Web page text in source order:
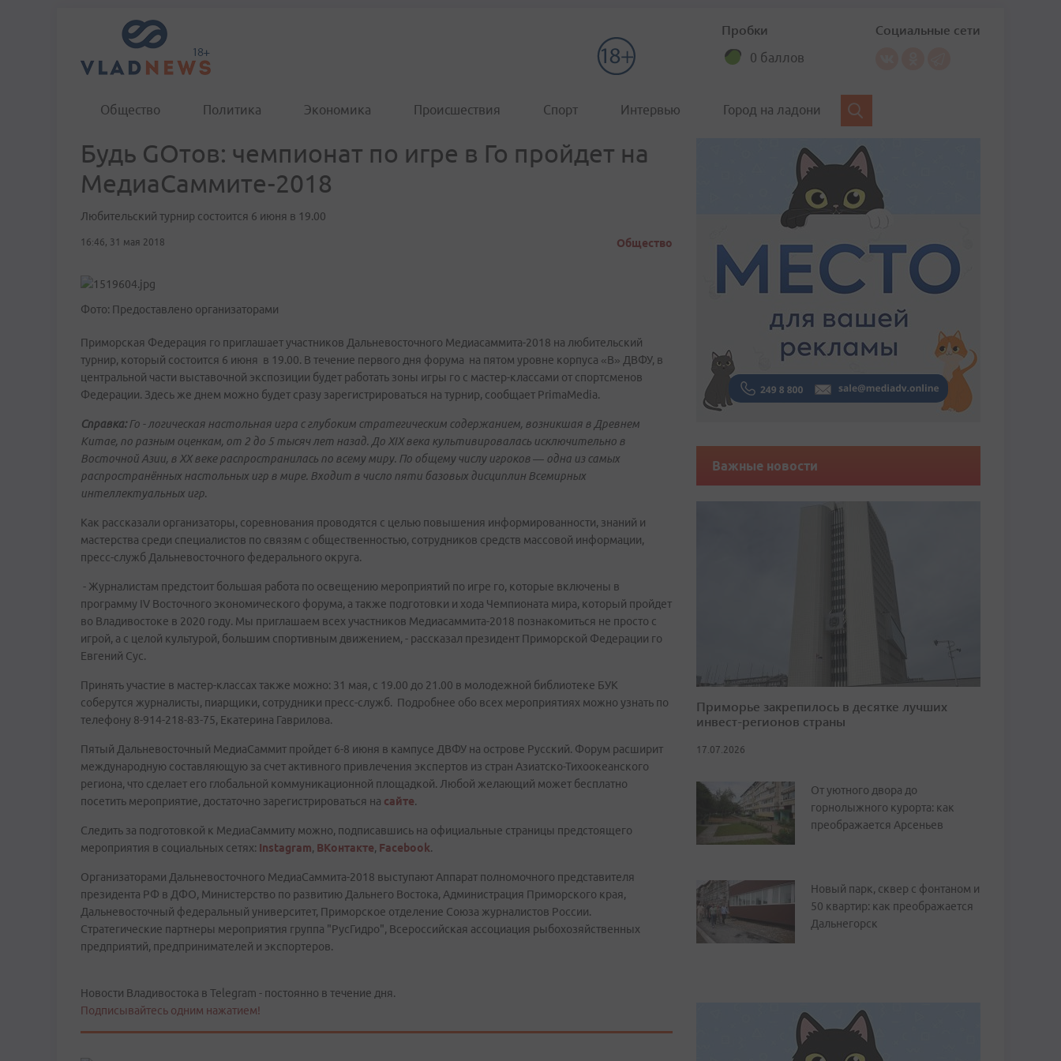
Пробки
0 баллов
Социальные сети
Общество Политика Экономика Происшествия Спорт Интервью Город на ладони
Будь GOтов: чемпионат по игре в Го пройдет на
МедиаСаммите-2018
Любительский турнир состоится 6 июня в 19.00
16:46, 31 мая 2018 Общество
Фото: Предоставлено организаторами
Приморская Федерация го приглашает участников Дальневосточного Медиасаммита-2018 на любительский
турнир, который состоится 6 июня в 19.00. В течение первого дня форума на пятом уровне корпуса «B» ДВФУ, в
центральной части выставочной экспозиции будет работать зоны игры го с мастер-классами от спортсменов
Федерации. Здесь же днем можно будет сразу зарегистрироваться на турнир, сообщает PrimaMedia.
Справка:Го - логическая настольная игра с глубоким стратегическим содержанием, возникшая в Древнем
Китае, по разным оценкам, от 2 до 5 тысяч лет назад. До XIX века культивировалась исключительно в
Восточной Азии, в XX веке распространилась по всему миру. По общему числу игроков — одна из самых
распространённых настольных игр в мире. Входит в число пяти базовых дисциплин Всемирных
интеллектуальных игр.
Как рассказали организаторы, соревнования проводятся с целью повышения информированности, знаний и
мастерства среди специалистов по связям с общественностью, сотрудников средств массовой информации,
пресс-служб Дальневосточного федерального округа.
- Журналистам предстоит большая работа по освещению мероприятий по игре го, которые включены в
программу IV Восточного экономического форума, а также подготовки и хода Чемпионата мира, который пройдет
во Владивостоке в 2020 году. Мы приглашаем всех участников Медиасаммита-2018 познакомиться не просто с
игрой, а с целой культурой, большим спортивным движением, - рассказал президент Приморской Федерации го
Евгений Сус.
Принять участие в мастер-классах также можно: 31 мая, с 19.00 до 21.00 в молодежной библиотеке БУК
соберутся журналисты, пиарщики, сотрудники пресс-служб. Подробнее обо всех мероприятиях можно узнать по
телефону 8-914-218-83-75, Екатерина Гаврилова.
Пятый Дальневосточный МедиаСаммит пройдет 6-8 июня в кампусе ДВФУ на острове Русский. Форум расширит
международную составляющую за счет активного привлечения экспертов из стран Азиатско-Тихоокеанского
региона, что сделает его глобальной коммуникационной площадкой. Любой желающий может бесплатно
посетить мероприятие, достаточно зарегистрироваться на сайте.
Cледить за подготовкой к МедиаСаммиту можно, подписавшись на официальные страницы предстоящего
мероприятия в социальных сетях: Instagram, ВКонтакте, Facebook.
Организаторами Дальневосточного МедиаСаммита-2018 выступают Аппарат полномочного представителя
президента РФ в ДФО, Министерство по развитию Дальнего Востока, Администрация Приморского края,
Дальневосточный федеральный университет, Приморское отделение Союза журналистов России.
Стратегические партнеры мероприятия группа "РусГидро", Всероссийская ассоциация рыбохозяйственных
предприятий, предпринимателей и экспортеров.
Новости Владивостока в Telegram - постоянно в течение дня.
Подписывайтесь одним нажатием!
Важные новости
Приморье закрепилось в десятке лучших
инвест-регионов страны
17.07.2026
От уютного двора до
горнолыжного курорта: как
преображается Арсеньев
Новый парк, сквер с фонтаном и
50 квартир: как преображается
Дальнегорск